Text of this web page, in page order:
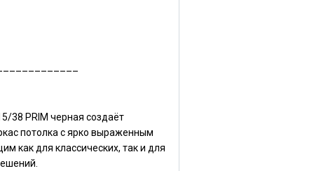
38 PRIM черная создаёт
потолка с ярко выраженным
как для классических, так и для